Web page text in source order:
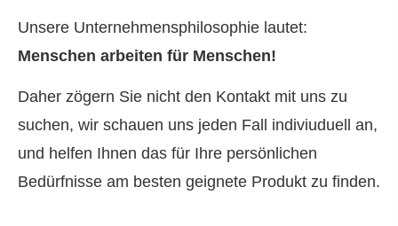
Unsere Unternehmensphilosophie lautet:
Menschen arbeiten für Menschen!
Daher zögern Sie nicht den Kontakt mit uns zu
suchen, wir schauen uns jeden Fall indiviuduell an,
und helfen Ihnen das für Ihre persönlichen
Bedürfnisse am besten geignete Produkt zu finden.